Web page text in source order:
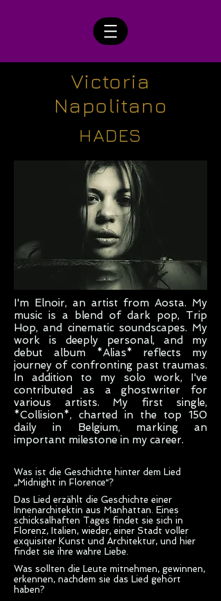
Victoria
Napolitano
HADES
I'm Elnoir, an artist from Aosta. My
music is a blend of dark pop, Trip
Hop, and cinematic soundscapes. My
work is deeply personal, and my
debut album *Alias* reflects my
journey of confronting past traumas.
In addition to my solo work, I've
contributed as a ghostwriter for
various artists. My first single,
*Collision*, charted in the top 150
daily in Belgium, marking an
important milestone in my career.
Was ist die Geschichte hinter dem Lied
„Midnight in Florence“?
Das Lied erzählt die Geschichte einer
Innenarchitektin aus Manhattan. Eines
schicksalhaften Tages findet sie sich in
Florenz, Italien, wieder, einer Stadt voller
exquisiter Kunst und Architektur, und hier
findet sie ihre wahre Liebe.
Was sollten die Leute mitnehmen, gewinnen,
erkennen, nachdem sie das Lied gehört
haben?